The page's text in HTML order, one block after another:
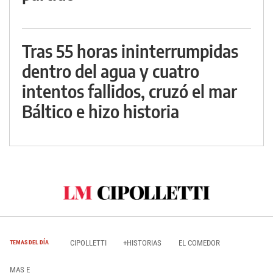
Tras 55 horas ininterrumpidas
dentro del agua y cuatro
intentos fallidos, cruzó el mar
Báltico e hizo historia
TEMAS DEL DÍA CIPOLLETTI +HISTORIAS EL COMEDOR
MAS E